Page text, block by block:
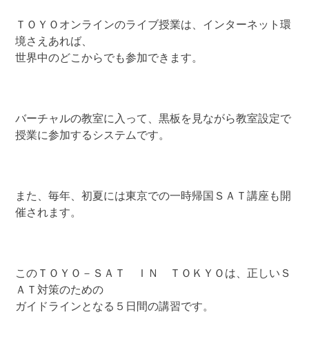
ＴＯＹＯオンラインのライブ授業は、インターネット環
境さえあれば、
世界中のどこからでも参加できます。
バーチャルの教室に入って、黒板を見ながら教室設定で
授業に参加するシステムです。
また、毎年、初夏には東京での一時帰国ＳＡＴ講座も開
催されます。
このＴＯＹＯ－ＳＡＴ ＩＮ ＴＯＫＹＯは、正しいＳ
ＡＴ対策のための
ガイドラインとなる５日間の講習です。